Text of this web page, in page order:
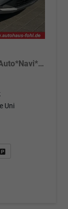
Black Line 1.6 T-GDi HEV AT Android Auto*Navi*SHZ*Kamera*2Z Klimaauto*
Uni
(PDF)